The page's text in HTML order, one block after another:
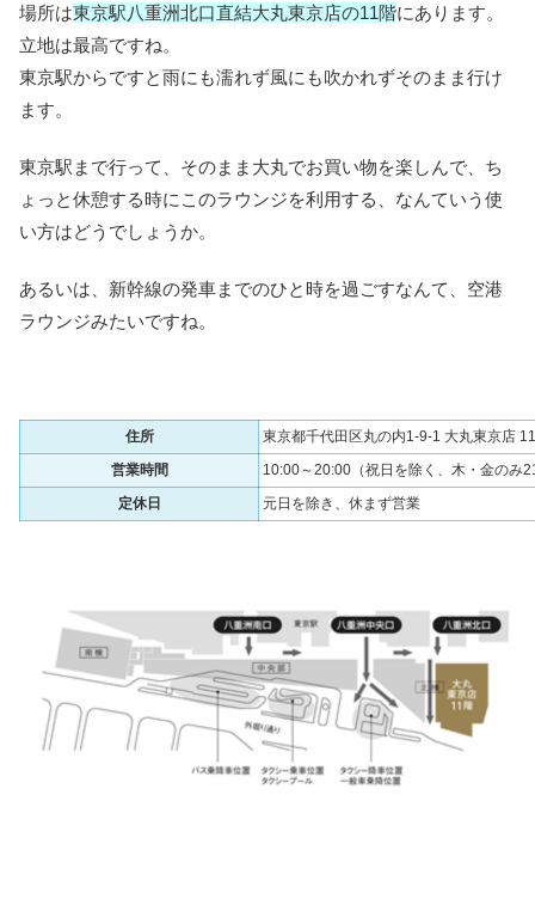
場所は東京駅八重洲北口直結大丸東京店の11階にあります。
立地は最高ですね。
東京駅からですと雨にも濡れず風にも吹かれずそのまま行け
ます。
東京駅まで行って、そのまま大丸でお買い物を楽しんで、ち
ょっと休憩する時にこのラウンジを利用する、なんていう使
い方はどうでしょうか。
あるいは、新幹線の発車までのひと時を過ごすなんて、空港
ラウンジみたいですね。
住所
東京都千代田区丸の内1-9-1 大丸東京店
営業時間
10:00～20:00（祝日を除く、木・金のみ
定休日
元日を除き、休まず営業